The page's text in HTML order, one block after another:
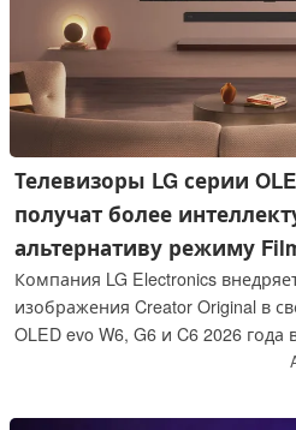
Телевизоры LG серии
получат более
альтернативу режиму
Компания LG Electronics
изображения Creator Original в
OLED evo W6, G6 и C6 2026 года
предоставляет студиям более
движения по сравнению с